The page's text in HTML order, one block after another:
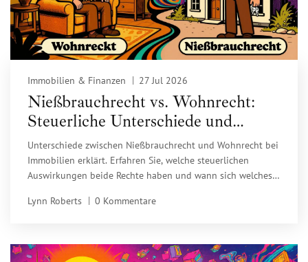
Immobilien & Finanzen 27 Jul 2026
Nießbrauchrecht vs. Wohnrecht:
Steuerliche Unterschiede und
Praxis-Tipps
Unterschiede zwischen Nießbrauchrecht und Wohnrecht bei
Immobilien erklärt. Erfahren Sie, welche steuerlichen
Auswirkungen beide Rechte haben und wann sich welches
Lynn Roberts
0 Kommentare